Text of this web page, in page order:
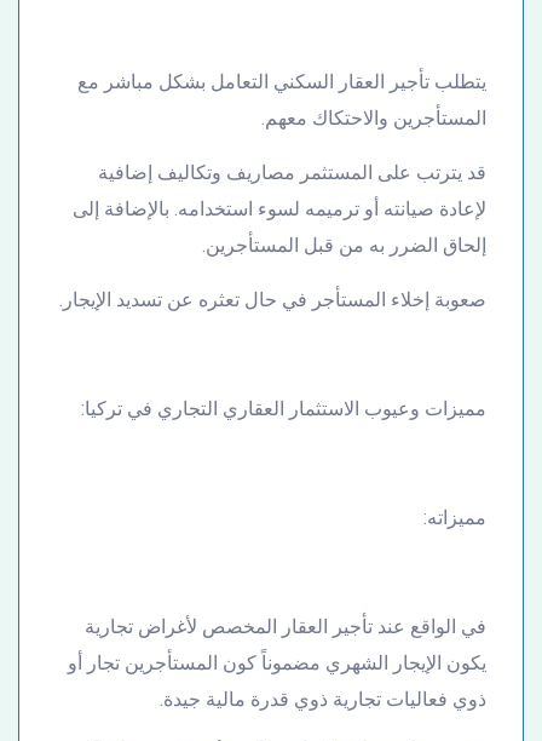
يتطلب تأجير العقار السكني التعامل بشكل مباشر مع
المستأجرين والاحتكاك معهم.
قد يترتب على المستثمر مصاريف وتكاليف إضافية
لإعادة صيانته أو ترميمه لسوء استخدامه. بالإضافة إلى
إلحاق الضرر به من قبل المستأجرين.
صعوبة إخلاء المستأجر في حال تعثره عن تسديد الإيجار.
مميزات وعيوب الاستثمار العقاري التجاري في تركيا:
مميزاته:
في الواقع عند تأجير العقار المخصص لأغراض تجارية
يكون الإيجار الشهري مضموناً كون المستأجرين تجار أو
ذوي فعاليات تجارية ذوي قدرة مالية جيدة.